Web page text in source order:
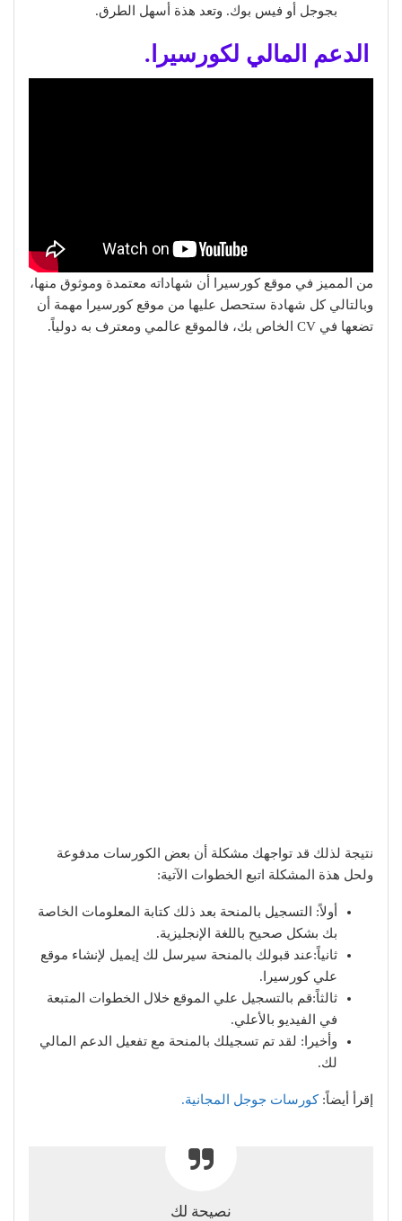
بجوجل أو فيس بوك. وتعد هذة أسهل الطرق.
الدعم المالي لكورسيرا.
من المميز في موقع كورسيرا أن شهاداته معتمدة وموثوق منها،
وبالتالي كل شهادة ستحصل عليها من موقع كورسيرا مهمة أن
تضعها في CV الخاص بك، فالموقع عالمي ومعترف به دولياً.
نتيجة لذلك قد تواجهك مشكلة أن بعض الكورسات مدفوعة
ولحل هذة المشكلة اتبع الخطوات الآتية:
أولاً: التسجيل بالمنحة بعد ذلك كتابة المعلومات الخاصة
بك بشكل صحيح باللغة الإنجليزية.
ثانياً:عند قبولك بالمنحة سيرسل لك إيميل لإنشاء موقع
علي كورسيرا.
ثالثاً:قم بالتسجيل علي الموقع خلال الخطوات المتبعة
في الفيديو بالأعلي.
وأخيرا: لقد تم تسجيلك بالمنحة مع تفعيل الدعم المالي
لك.
إقرأ أيضاً: كورسات جوجل المجانية.
نصيحة لك